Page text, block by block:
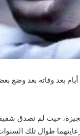
بعد وفاته بعد وضع
حيث لم تصدق
طوال تلك